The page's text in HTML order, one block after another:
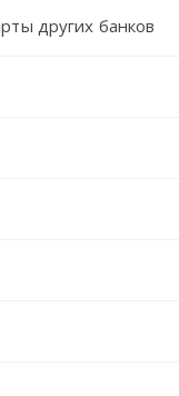
других банков